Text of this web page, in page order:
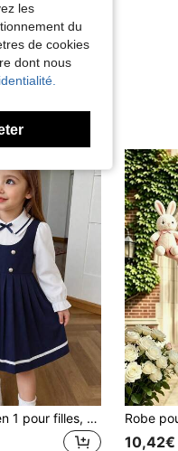
SHEIN Robe 2 en 1 pour filles, bleu royal, petit col, double boutonnage, ourlet plissé, manches longues, convient pour les tenues décontractées quotidiennes, élégantes, mignonnes, de déplacement et de style scolaire
10,42€
les
du
de cookies
dont nous